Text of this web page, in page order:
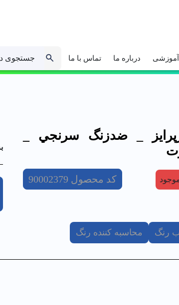
آموزشی درباره ما تماس با ما جستجوی
_ ضدزنگ سرنجي _
کد محصول 90002379
رنگ محاسبه کننده رنگ